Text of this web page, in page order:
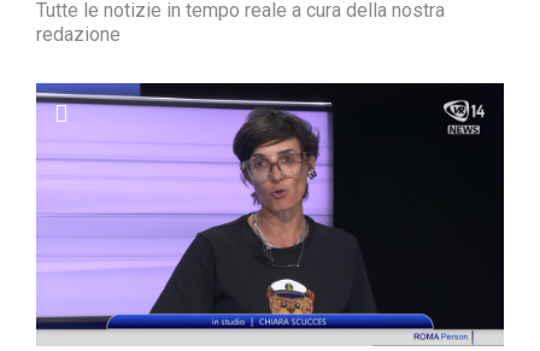
Tutte le notizie in tempo reale a cura della nostra
redazione